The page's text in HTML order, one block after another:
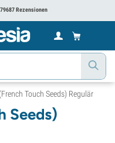
Rezensionen
Touch Seeds) Regulär
Seeds)